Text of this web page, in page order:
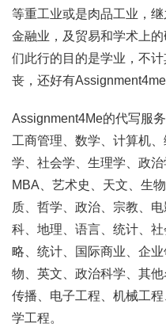
等重工业或是肉品工业，
金融业，及贸易和学术上
们此行的目的是学业，不
丧，还好有
Assignment4Me的代写服
工商管理、数学、计算机
学、社会学、生理学、政
MBA、艺术史、天文、生
质、哲学、政治、宗教、
科、地理、语言、统计、
略、统计、国际商业、企
物、英文、政治科学、其
传播、电子工程、机械工
学工程。